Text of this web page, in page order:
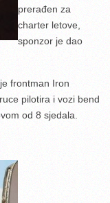
prerađen za
charter letove,
sponzor je dao
frontman Iron
pilotira i vozi bend
od 8 sjedala.